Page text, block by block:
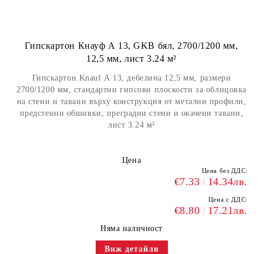
Гипскартон Кнауф А 13, GKB бял, 2700/1200 мм,
12,5 мм, лист 3.24 м²
Гипскартон Knauf А 13, дебелина 12,5 мм, размери
2700/1200 мм, стандартни гипсови плоскости за облицовка
на стени и тавани върху конструкция от метални профили,
предстенни обшивки, преградни стени и окачени тавани,
лист 3.24 м²
Цена
Цена без ДДС:
€7.33 14.34лв.
Цена с ДДС:
€8.80 17.21лв.
Няма наличност
Виж детайли